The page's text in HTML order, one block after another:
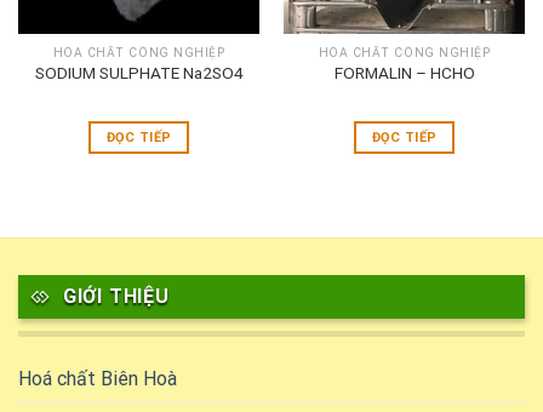
HÓA CHẤT CÔNG NGHIỆP
SODIUM SULPHATE Na2SO4
ĐỌC TIẾP
HÓA CHẤT CÔNG NGHIỆP
FORMALIN – HCHO
ĐỌC TIẾP
GIỚI THIỆU
Hoá chất Biên Hoà